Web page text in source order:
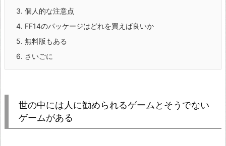
3. 個人的な注意点
4. FF14のパッケージはどれを買えば良いか
5. 無料版もある
6. さいごに
世の中には人に勧められるゲームとそうでない
ゲームがある